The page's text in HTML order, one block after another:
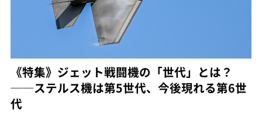
《特集》ジェット戦闘機の「世代」とは？
──ステルス機は第5世代、今後現れる第6世
代